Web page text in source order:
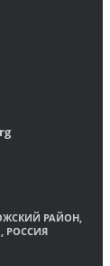
РАЙОН,
РОССИЯ